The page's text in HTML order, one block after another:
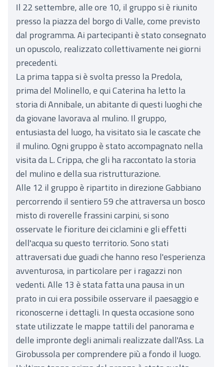
Il 22 settembre, alle ore 10, il gruppo si è riunito
presso la piazza del borgo di Valle, come previsto
dal programma. Ai partecipanti è stato consegnato
un opuscolo, realizzato collettivamente nei giorni
precedenti.
La prima tappa si è svolta presso la Predola,
prima del Molinello, e qui Caterina ha letto la
storia di Annibale, un abitante di questi luoghi che
da giovane lavorava al mulino. Il gruppo,
entusiasta del luogo, ha visitato sia le cascate che
il mulino. Ogni gruppo è stato accompagnato nella
visita da L. Crippa, che gli ha raccontato la storia
del mulino e della sua ristrutturazione.
Alle 12 il gruppo è ripartito in direzione Gabbiano
percorrendo il sentiero 59 che attraversa un bosco
misto di roverelle frassini carpini, si sono
osservate le fioriture dei ciclamini e gli effetti
dell'acqua su questo territorio. Sono stati
attraversati due guadi che hanno reso l'esperienza
avventurosa, in particolare per i ragazzi non
vedenti. Alle 13 è stata fatta una pausa in un
prato in cui era possibile osservare il paesaggio e
riconoscerne i dettagli. In questa occasione sono
state utilizzate le mappe tattili del panorama e
delle impronte degli animali realizzate dall'Ass. La
Girobussola per comprendere più a fondo il luogo.